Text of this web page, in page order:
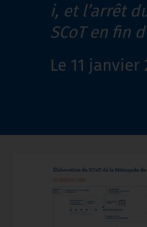
i, et l’arrêt
SCoT en fin
Le 11 janvier